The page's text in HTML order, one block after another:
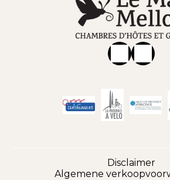
Disclaimer
Algemene